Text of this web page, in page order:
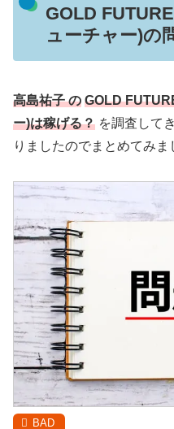
GOLD
ューチャー)の
高島祐子 の GOLD
ー)は稼げる？ を調査して
りましたのでまとめてみま